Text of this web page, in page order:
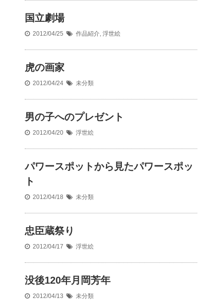
国立劇場
2012/04/25 作品紹介, 浮世絵
虎の画家
2012/04/24 未分類
男の子へのプレゼント
2012/04/20 浮世絵
パワースポットから見たパワースポッ
ト
2012/04/18 未分類
忠臣蔵祭り
2012/04/17 浮世絵
没後120年月岡芳年
2012/04/13 未分類